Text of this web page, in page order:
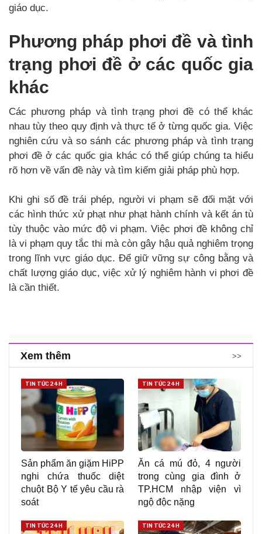
giáo dục.
Phương pháp phơi đề và tình
trạng phơi đề ở các quốc gia
khác
Các phương pháp và tình trạng phơi đề có thể khác
nhau tùy theo quy định và thực tế ở từng quốc gia. Việc
nghiên cứu và so sánh các phương pháp và tình trạng
phơi đề ở các quốc gia khác có thể giúp chúng ta hiểu
rõ hơn về vấn đề này và tìm kiếm giải pháp phù hợp.
Khi ghi số đề trái phép, người vi phạm sẽ đối mặt với
các hình thức xử phạt như phạt hành chính và kết án tù
tùy thuộc vào mức độ vi phạm. Việc phơi đề không chỉ
là vi phạm quy tắc thi mà còn gây hậu quả nghiêm trọng
trong lĩnh vực giáo dục. Để giữ vững sự công bằng và
chất lượng giáo dục, việc xử lý nghiêm hành vi phơi đề
là cần thiết.
Xem thêm >>
TIN TỨC 24H
Sản phẩm ăn giặm HiPP
nghi chứa thuốc diệt
chuột Bộ Y tế yêu cầu rà
soát
TIN TỨC 24H
Ăn cá mú đỏ, 4 người
trong cùng gia đình ở
TP.HCM nhập viện vì
ngộ độc nặng
TIN TỨC 24H TIN TỨC 24H